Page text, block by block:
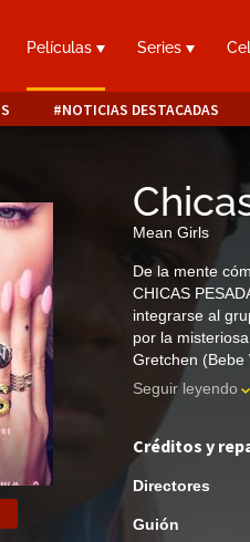
Películas Series
NOTICIAS DESTACADAS
Mean Girls
De la mente
CHICAS
integrarse al
por la
Gretchen (Bebe
Seguir leyendo
Créditos y
Directores
Guión